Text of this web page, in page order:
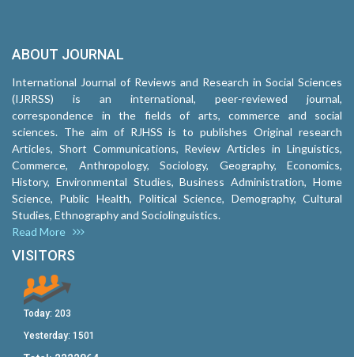
ABOUT JOURNAL
International Journal of Reviews and Research in Social Sciences
(IJRRSS) is an international, peer-reviewed journal,
correspondence in the fields of arts, commerce and social
sciences. The aim of RJHSS is to publishes Original research
Articles, Short Communications, Review Articles in Linguistics,
Commerce, Anthropology, Sociology, Geography, Economics,
History, Environmental Studies, Business Administration, Home
Science, Public Health, Political Science, Demography, Cultural
Studies, Ethnography and Sociolinguistics.
Read More
VISITORS
Today: 203
Yesterday: 1501